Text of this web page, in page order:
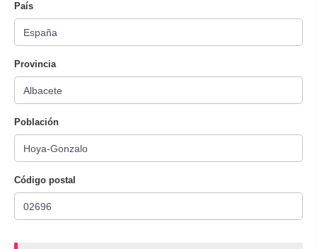
País
Provincia
Población
Código postal